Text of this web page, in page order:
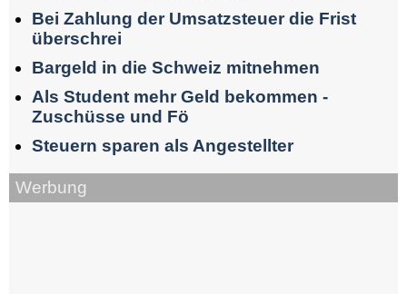
Bei Zahlung der Umsatzsteuer die Frist
überschrei
Bargeld in die Schweiz mitnehmen
Als Student mehr Geld bekommen -
Zuschüsse und Fö
Steuern sparen als Angestellter
Werbung